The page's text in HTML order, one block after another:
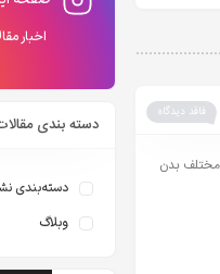
فاقد دیدگاه
بدن
اخبار
دسته بندی
دسته‌بندی
وبلاگ